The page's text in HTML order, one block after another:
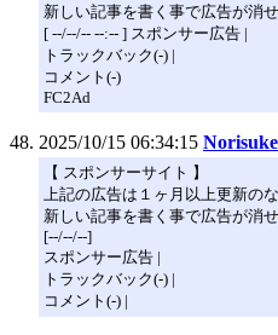
新しい記事を書く事で広告が消せ
[ --/--/-- --:-- ] スポンサー広告 |
トラックバック(-) |
コメント(-)
FC2Ad
2025/10/15 06:34:15 Norisuke
【 スポンサーサイト 】
上記の広告は１ヶ月以上更新の
新しい記事を書く事で広告が消せ
[--/--/--]
スポンサー広告 |
トラックバック(-) |
コメント(-) |